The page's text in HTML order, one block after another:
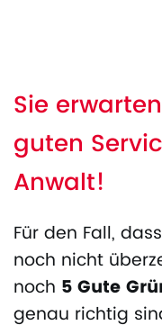
Sie
guten
Anwalt!
Für den Fall,
noch nicht
noch 5 Gute
genau richtig